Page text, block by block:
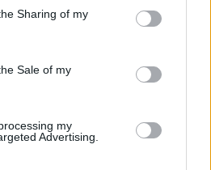
Sharing of my
Sale of my
my
Advertising.
usted como presidenta.
no pasado”, le espetó Rojas
del Ejecutivo autonómico en su
de control del pleno del
que el PP-A no sabía que,
colaborar con la Justicia, lo que
colaborando con los